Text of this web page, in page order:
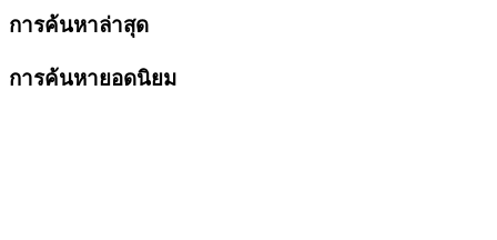
การค้นหาล่าสุด
การค้นหายอดนิยม